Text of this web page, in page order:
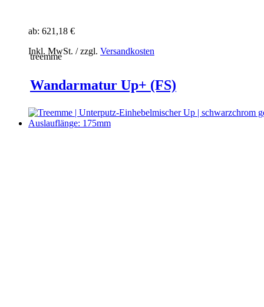
ab: 621,18 €
Inkl. MwSt. / zzgl. Versandkosten
treemme
Wandarmatur Up+ (FS)